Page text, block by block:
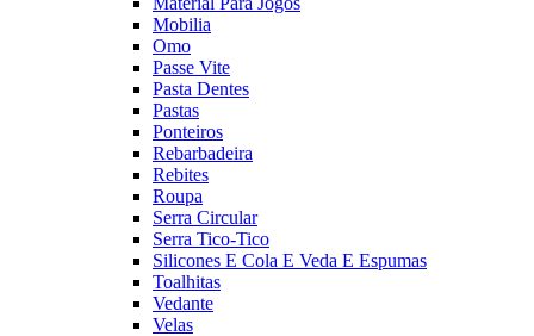
Mobilia
Omo
Passe Vite
Pasta Dentes
Pastas
Ponteiros
Rebarbadeira
Rebites
Roupa
Serra Circular
Serra Tico-Tico
Silicones E Cola E Veda E Espumas
Toalhitas
Vedante
Velas